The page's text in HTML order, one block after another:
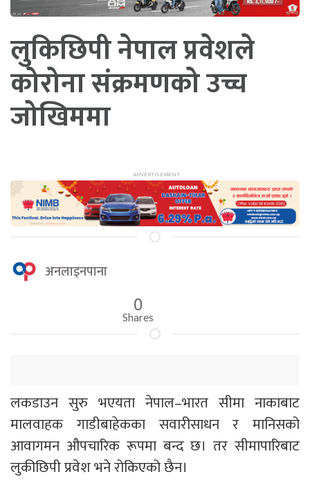
लुकिछिपी नेपाल प्रवेशले
कोरोना संक्रमणको उच्च
जोखिममा
अनलाइनपाना
0
Shares
लकडाउन सुरु भएयता नेपाल–भारत सीमा नाकाबाट
मालवाहक गाडीबाहेकका सवारीसाधन र मानिसको
आवागमन औपचारिक रूपमा बन्द छ। तर सीमापारिबाट
लुकीछिपी प्रवेश भने रोकिएको छैन।